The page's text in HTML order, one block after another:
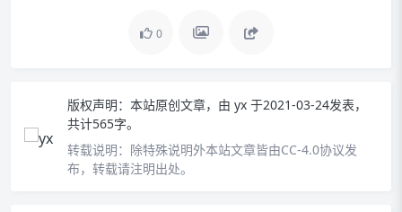
0
版权声明： 本站原创文章，由 yx 于2021-03-24发表，
共计565字。
转载说明： 除特殊说明外本站文章皆由CC-4.0协议发
布，转载请注明出处。